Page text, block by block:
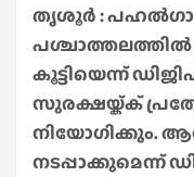
തൃശൂർ :
കൂട്ടിയെന്ന്
സുരക്ഷയ്ക്ക്
നിയോഗിക്കും.
നടപ്പാക്കുമെന്ന്